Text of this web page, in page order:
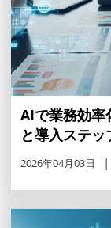
AIで業務効率
と導入ステ
2026年04月03日